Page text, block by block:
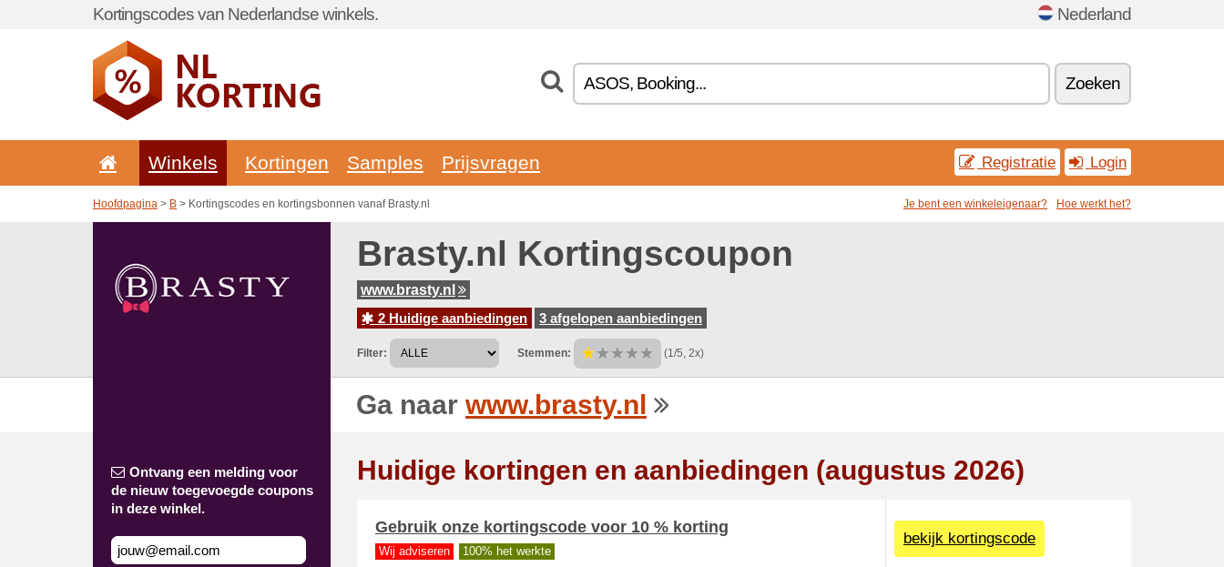
Kortingscodes van Nederlandse winkels. Nederland
Zoeken
Winkels Kortingen Samples Prijsvragen Registratie Login
Hoofdpagina > B > Kortingscodes en kortingsbonnen vanaf Brasty.nl Je bent een winkeleigenaar? Hoe werkt het?
Brasty.nl Kortingscoupon
www.brasty.nl
2 Huidige aanbiedingen
3 afgelopen aanbiedingen
Filter: Stemmen: (1/5, 2x)
Ga naar www.brasty.nl
Ontvang een melding voor
de nieuw toegevoegde coupons
in deze winkel.
Huidige kortingen en aanbiedingen (augustus 2026)
Gebruik onze kortingscode voor 10 % korting
Wij adviseren 100% het werkte
bekijk kortingscode